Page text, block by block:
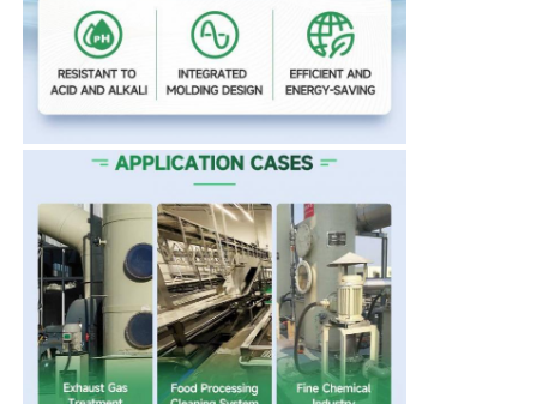
আমাদের সম্পর্কে
কারখানা ভ্রমণ
মান নিয়ন্ত্রণ
আমাদের সাথে যোগাযোগ করুন
খবর